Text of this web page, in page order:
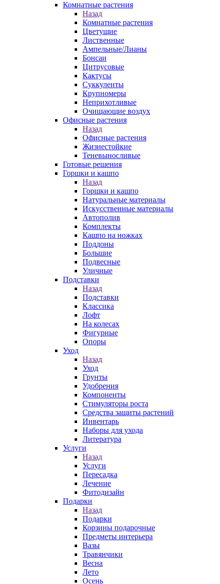
Комнатные растения
Назад
Комнатные растения
Цветущие
Лиственные
Ампельные/Лианы
Бонсаи
Цитрусовые
Кактусы
Суккуленты
Крупномеры
Неприхотливые
Очищающие воздух
Офисные растения
Назад
Офисные растения
Жизнестойкие
Теневыносливые
Готовые решения
Горшки и кашпо
Назад
Горшки и кашпо
Натуральные материалы
Искусственные материалы
Автополив
Комплекты
Кашпо на ножках
Поддоны
Большие
Подвесные
Уличные
Подставки
Назад
Подставки
Классика
Лофт
На колесах
Фигурные
Опоры
Уход
Назад
Уход
Грунты
Удобрения
Компоненты
Стимуляторы роста
Средства защиты растений
Инвентарь
Наборы для ухода
Литература
Услуги
Назад
Услуги
Пересадка
Лечение
Фитодизайн
Подарки
Назад
Подарки
Корзины подарочные
Предметы интерьера
Вазы
Травянчики
Весна
Лето
Осень